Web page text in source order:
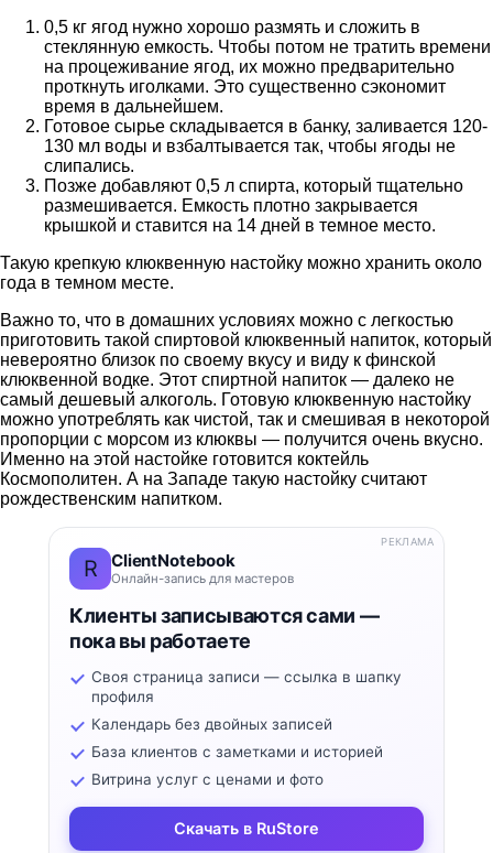
0,5 кг ягод нужно хорошо размять и сложить в
стеклянную емкость. Чтобы потом не тратить времени
на процеживание ягод, их можно предварительно
проткнуть иголками. Это существенно сэкономит
время в дальнейшем.
Готовое сырье складывается в банку, заливается 120-
130 мл воды и взбалтывается так, чтобы ягоды не
слипались.
Позже добавляют 0,5 л спирта, который тщательно
размешивается. Емкость плотно закрывается
крышкой и ставится на 14 дней в темное место.
Такую крепкую клюквенную настойку можно хранить около
года в темном месте.
Важно то, что в домашних условиях можно с легкостью
приготовить такой спиртовой клюквенный напиток, который
невероятно близок по своему вкусу и виду к финской
клюквенной водке. Этот спиртной напиток — далеко не
самый дешевый алкоголь. Готовую клюквенную настойку
можно употреблять как чистой, так и смешивая в некоторой
пропорции с морсом из клюквы — получится очень вкусно.
Именно на этой настойке готовится коктейль
Космополитен. А на Западе такую настойку считают
рождественским напитком.
R ClientNotebook
Онлайн-запись для мастеров
Клиенты записываются сами —
пока вы работаете
Своя страница записи — ссылка в шапку
профиля
Календарь без двойных записей
База клиентов с заметками и историей
Витрина услуг с ценами и фото
Скачать в RuStore
РЕКЛАМА